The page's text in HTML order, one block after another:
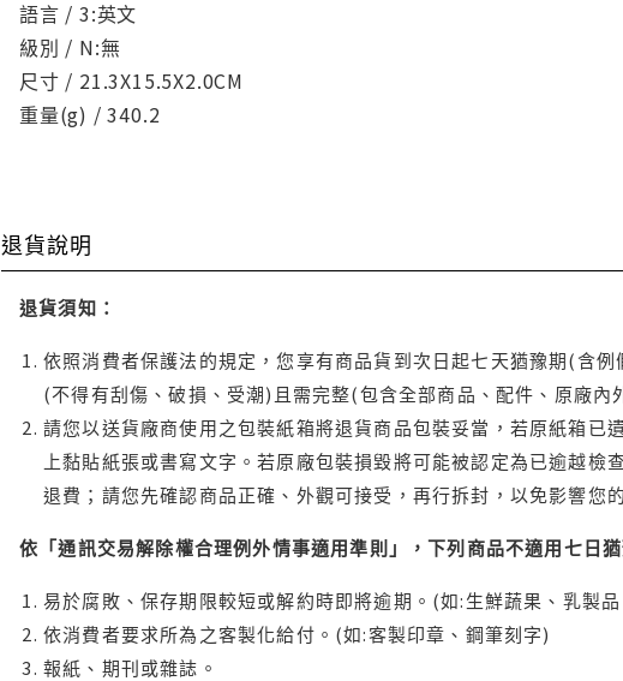
語言 / 3:英文
級別 / N:無
尺寸 / 21.3X15.5X2.0CM
重量(g) / 340.2
退貨說明
退貨須知：
依照消費者保護法的規定，您享有商品貨到次日起七天猶豫期(含
(不得有刮傷、破損、受潮)且需完整(包含全部商品、配件、原廠內
請您以送貨廠商使用之包裝紙箱將退貨商品包裝妥當，若原紙箱
上黏貼紙張或書寫文字。若原廠包裝損毀將可能被認定為已逾越
退費；請您先確認商品正確、外觀可接受，再行拆封，以免影響您
依「通訊交易解除權合理例外情事適用準則」，下列商品不適用七日
易於腐敗、保存期限較短或解約時即將逾期。(如:生鮮蔬果、乳製
依消費者要求所為之客製化給付。(如:客製印章、鋼筆刻字)
報紙、期刊或雜誌。